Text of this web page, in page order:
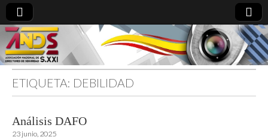
directoresdeseguridad.es
ETIQUETA: DEBILIDAD
Análisis DAFO
23 junio, 2025